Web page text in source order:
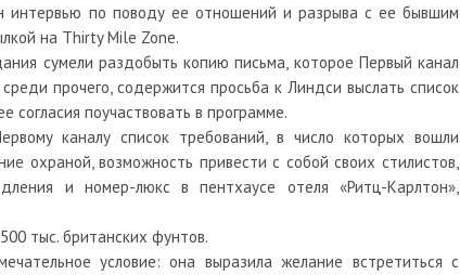
интервью по поводу ее отношений и разрыва с ее бывшим
на Thirty Mile Zone.
сумели раздобыть копию письма, которое Первый канал
прочего, содержится просьба к Линдси выслать список
поучаствовать в программе.
каналу список требований, в число которых вошли
охраной, возможность привести с собой своих стилистов,
и номер-люкс в пентхаусе отеля «Ритц-Карлтон»,
тыс. британских фунтов.
условие: она выразила желание встретиться с